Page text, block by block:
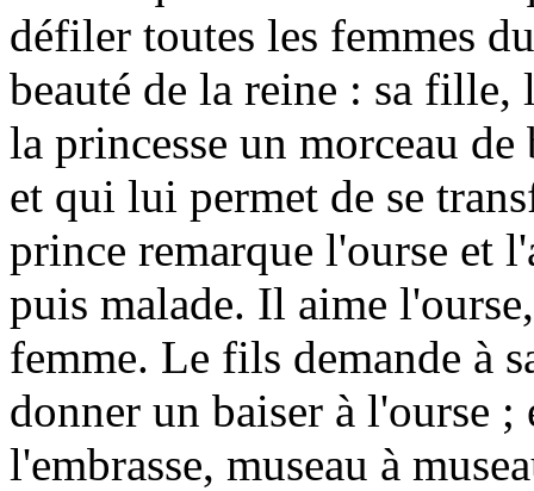
défiler toutes les femmes
beauté de la reine : sa
la princesse un morceau
et qui lui permet de se
prince remarque l'ourse et
puis malade. Il aime
femme. Le fils demande à
donner un baiser à l'ourse
l'embrasse, museau à